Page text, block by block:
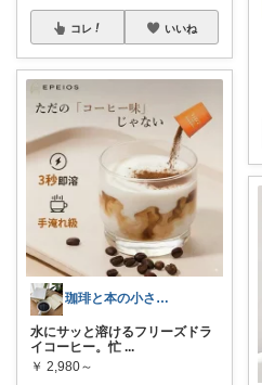
コレ いいね
珈琲と本の小さな喫茶店☕️📕
水にサッと溶けるフリーズドラ
イコーヒー。忙 ...
￥ 2,980～